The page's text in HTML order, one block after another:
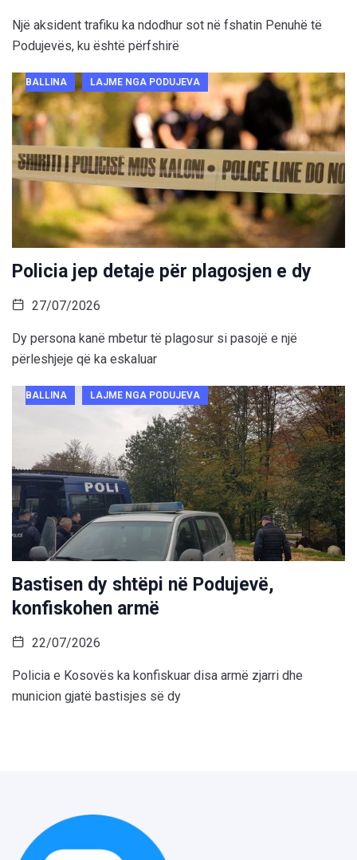
Një aksident trafiku ka ndodhur sot në fshatin Penuhë të
Podujevës, ku është përfshirë
BALLINA LAJME NGA PODUJEVA
Policia jep detaje për plagosjen e dy
27/07/2026
Dy persona kanë mbetur të plagosur si pasojë e një
përleshjeje që ka eskaluar
BALLINA LAJME NGA PODUJEVA
Bastisen dy shtëpi në Podujevë,
konfiskohen armë
22/07/2026
Policia e Kosovës ka konfiskuar disa armë zjarri dhe
municion gjatë bastisjes së dy